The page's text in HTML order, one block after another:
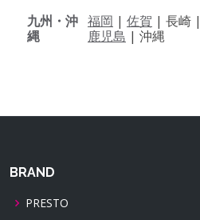
九州・沖
縄
福岡 | 佐賀 | 長崎 |
鹿児島 | 沖縄
BRAND
PRESTO